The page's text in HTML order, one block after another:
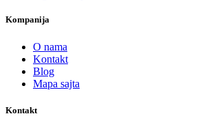
Kompanija
O nama
Kontakt
Blog
Mapa sajta
Kontakt